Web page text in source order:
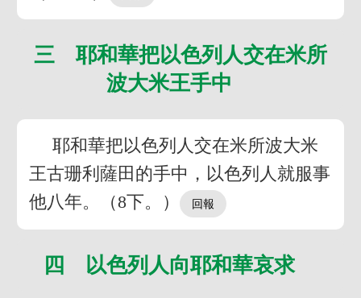
三 耶和華把以色列人交在米所
波大米王手中
耶和華把以色列人交在米所波大米
王古珊利薩田的手中，以色列人就服事
他八年。（8下。）
四 以色列人向耶和華哀求